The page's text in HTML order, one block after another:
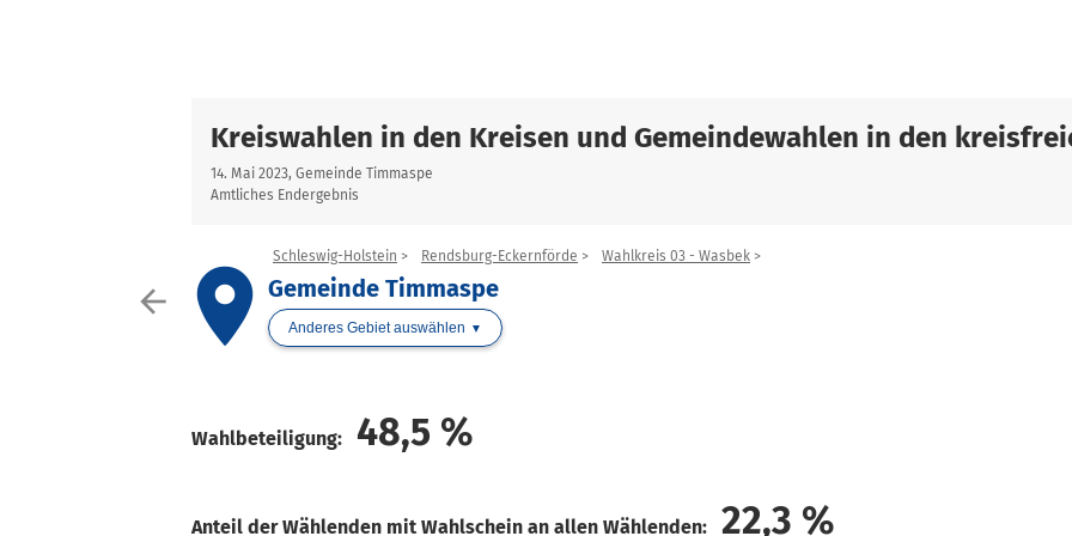
Kreiswahlen in den Kreisen und Gemeindewahlen in den
14. Mai 2023, Gemeinde Timmaspe
Amtliches Endergebnis
arrow_back
place
Schleswig-Holstein Rendsburg-Eckernförde Wahlkreis 03 - Wasbek
Gemeinde Timmaspe
Anderes Gebiet auswählen
Wahlbeteiligung: 48,5 %
Anteil der Wählenden mit Wahlschein an allen Wählenden: 22,3 %